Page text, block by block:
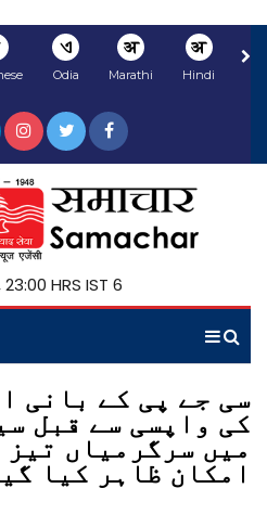
अ
Hindi
अ
Marathi
ଏ
Odia
6 Aug 2026, 23:00 HRS IST
سی جے پی کے بانی
کی واپسی سے قبل
میں سرگرمیاں
امکان ظاہر کیا